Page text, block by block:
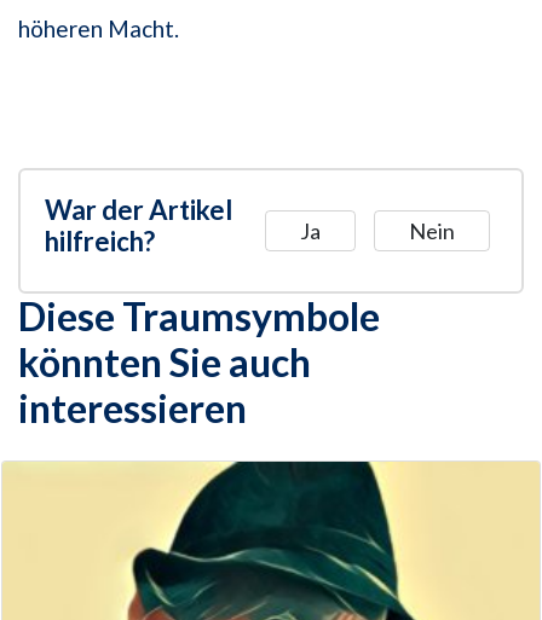
höheren Macht.
War der Artikel
hilfreich?
Ja Nein
Diese Traumsymbole
könnten Sie auch
interessieren